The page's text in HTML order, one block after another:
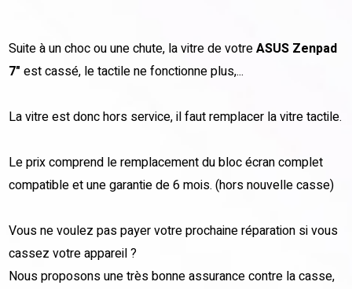
Suite à un choc ou une chute, la vitre de votreASUS Zenpad
7" est cassé, le tactile ne fonctionne plus,...
La vitre est donc hors service, il faut remplacer la vitre tactile.
Le prix comprend le remplacement du bloc écran complet
compatible et une garantie de 6 mois. (hors nouvelle casse)
Vous ne voulez pas payer votre prochaine réparation si vous
cassez votre appareil ?
Nous proposons une très bonne assurance contre la casse,